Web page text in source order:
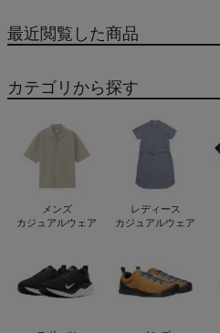
最近閲覧した商品
カテゴリから探す
メンズ
カジュアルウェア
レディース
カジュアルウェア